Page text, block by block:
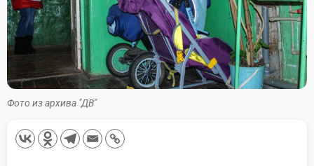
Фото из архива "ДВ"